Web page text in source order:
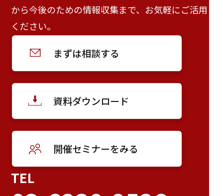
から今後のための情報収集まで、お気軽にご活用
ください。
まずは相談する
資料ダウンロード
開催セミナーをみる
TEL